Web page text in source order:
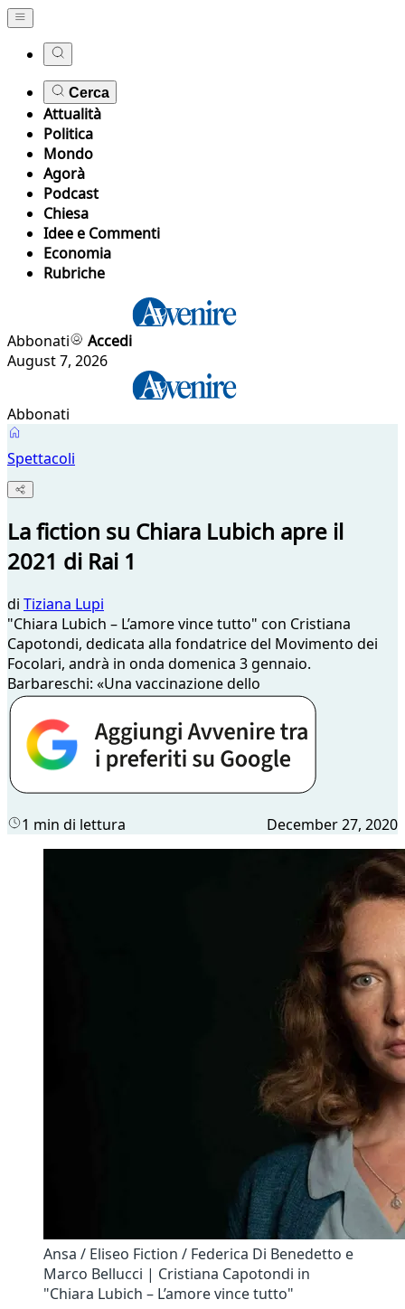
Cerca
Attualità
Politica
Mondo
Agorà
Podcast
Chiesa
Idee e Commenti
Economia
Rubriche
Abbonati
Accedi
August 7, 2026
Abbonati
Spettacoli
La fiction su Chiara Lubich apre il
2021 di Rai 1
di Tiziana Lupi
"Chiara Lubich – L’amore vince tutto" con Cristiana
Capotondi, dedicata alla fondatrice del Movimento dei
Focolari, andrà in onda domenica 3 gennaio.
Barbareschi: «Una vaccinazione dello
1 min di lettura December 27, 2020
Ansa / Eliseo Fiction / Federica Di Benedetto e
Marco Bellucci | Cristiana Capotondi in
"Chiara Lubich – L’amore vince tutto"